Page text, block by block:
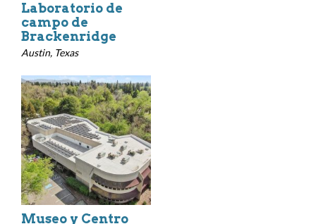
Laboratorio de
campo de
Brackenridge
Austin, Texas
Museo y Centro